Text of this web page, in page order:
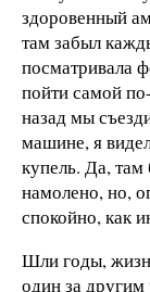
здоровенный
там забыл
посматривала
пойти самой
назад мы
машине, я
купель. Да,
намолено, но,
спокойно, как
Шли годы,
один за